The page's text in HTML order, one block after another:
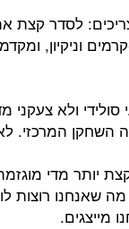
לסדר קצת
וניקיון,
ולא צעקני
השחקן המרכזי.
יותר מדי
שאנחנו רוצות
מייצגים.